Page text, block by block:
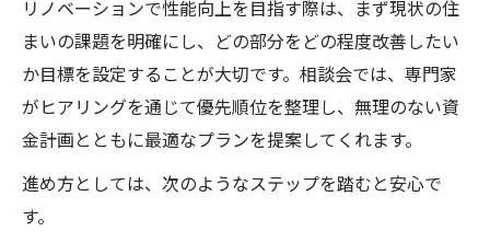
リノベーションで性能向上を目指す際は、まず現状の住
まいの課題を明確にし、どの部分をどの程度改善したい
か目標を設定することが大切です。相談会では、専門家
がヒアリングを通じて優先順位を整理し、無理のない資
金計画とともに最適なプランを提案してくれます。
進め方としては、次のようなステップを踏むと安心で
す。